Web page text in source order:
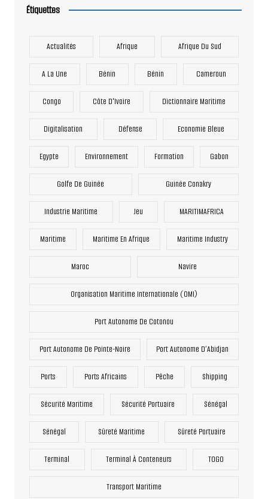
Étiquettes
Actualités Afrique Afrique Du Sud
A La Une Bénin Bénin Cameroun
Congo Côte D'Ivoire Dictionnaire Maritime
Digitalisation Défense Economie Bleue
Egypte Environnement Formation Gabon
Golfe De Guinée Guinée Conakry
Industrie Maritime Jeu MARITIMAFRICA
Maritime Maritime En Afrique Maritime Industry
Maroc Navire
Organisation Maritime Internationale (OMI)
Port Autonome De Cotonou
Port Autonome De Pointe-Noire Port Autonome D’Abidjan
Ports Ports Africains Pêche Shipping
Sécurité Maritime Sécurité Portuaire Sénégal
Sénégal Sûreté Maritime Sûreté Portuaire
Terminal Terminal À Conteneurs TOGO
Transport Maritime